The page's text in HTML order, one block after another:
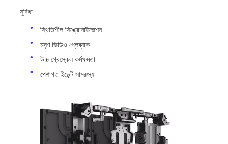
সুবিধা:
স্থিতিশীল সিঙ্ক্রোনাইজেশন
মসৃণ ভিডিও প্লেব্যাক
উচ্চ গ্রেস্কেল কর্মক্ষমতা
পেশাগত ইভেন্ট সামঞ্জস্য